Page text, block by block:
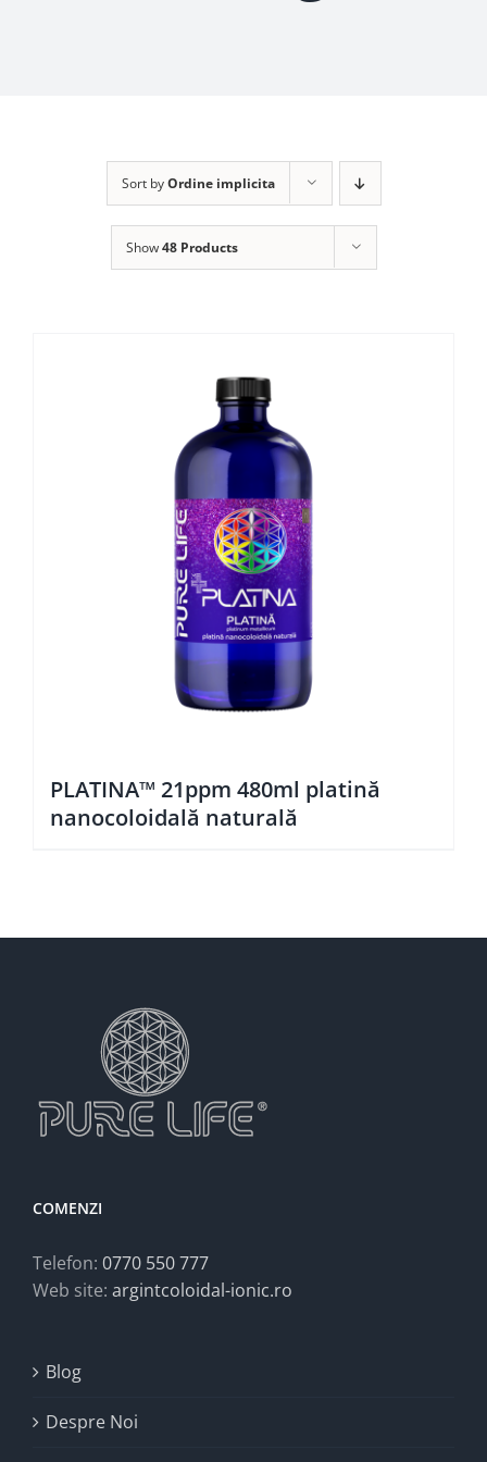
Sort byOrdine implicita
Show48 Products
PLATINA™ 21ppm 480ml platină
nanocoloidală naturală
COMENZI
Telefon: 0770 550 777
Web site: argintcoloidal-ionic.ro
Blog
Despre Noi